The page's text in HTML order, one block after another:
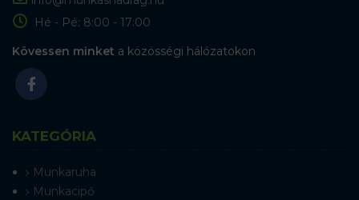
Hé - Pé: 8:00 - 17:00
Kövessen minket a közösségi hálózatokon
KATEGÓRIA
Munkaruha
Munkacipő